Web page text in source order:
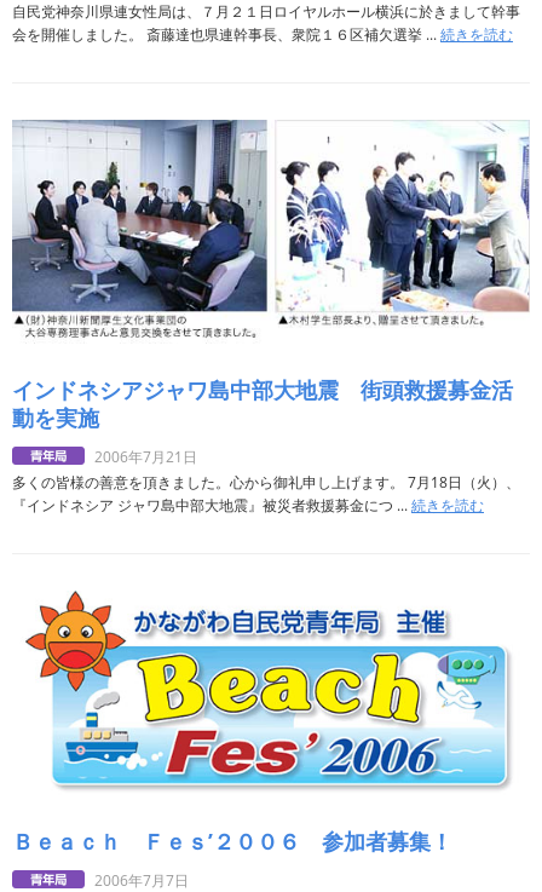
自民党神奈川県連女性局は、７月２１日ロイヤルホール横浜に於きまして幹事
会を開催しました。 斎藤達也県連幹事長、衆院１６区補欠選挙 ...続きを読む
インドネシアジャワ島中部大地震 街頭救援募金活
動を実施
2006年7月21日
多くの皆様の善意を頂きました。心から御礼申し上げます。 7月18日（火）、
『インドネシア ジャワ島中部大地震』被災者救援募金につ ...続きを読む
Ｂｅａｃｈ Ｆｅｓ’２００６ 参加者募集！
2006年7月7日